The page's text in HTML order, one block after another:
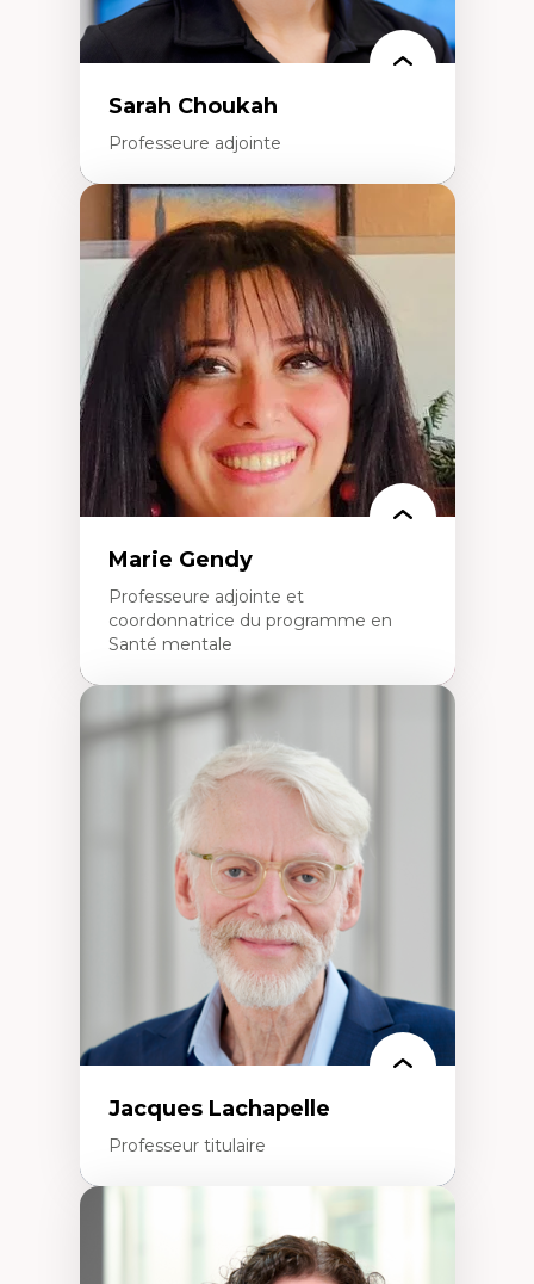
Sarah Choukah
Professeure adjointe
Expertises
Démocratisation des nouvelles
technologies et biotechnologies
Données ouvertes
Bioart, programmation et électronique
Histoire sociale et culturelle des
technologies numériques
Résistances et droits numériques
Internet des objets
Métavers
Problématiques relatives à l’intelligence
artificielle, l’apprentissage machine et les
hautes technologies
Féminismes et nouvelles technologies
Marie Gendy
Professeure adjointe et
coordonnatrice du programme en
Santé mentale
Expertises
Neuropsychiatrie et neurosciences
Direction d'essais cliniques
Analyse des politiques et pratiques en santé
mentale
Développement de protocoles d'essais
cliniques
Collaboration interfonctionnelle
Leadership en recherche clinique
Développement de cadres politiques
Collaboration avec des entreprises
pharmaceutiques
Rédaction de publications et de rapports
Enseignement et mentorat
Jacques Lachapelle
Professeur titulaire
Histoire de l'architecture et de la ville,
notamment au Canada